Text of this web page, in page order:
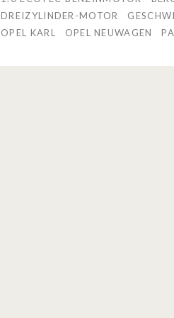
DREIZYLINDER-MOTOR
OPEL KARL
OPEL NEUWAGEN